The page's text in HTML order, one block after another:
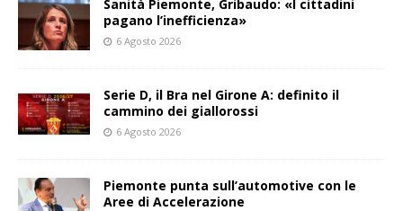
Sanità Piemonte, Gribaudo: «I cittadini
pagano l’inefficienza»
6 Agosto 2026
Serie D, il Bra nel Girone A: definito il
cammino dei giallorossi
6 Agosto 2026
Piemonte punta sull’automotive con le
Aree di Accelerazione